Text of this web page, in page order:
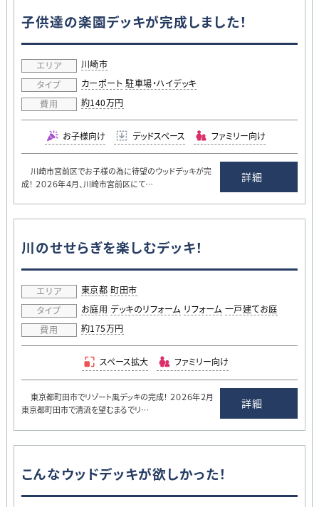
子供達の楽園デッキが完成しました！
エリア
川崎市
タイプ
カーポート 駐車場・ハイデッキ
費用
約140万円
お子様向け デッドスペース ファミリー向け
川崎市宮前区でお子様の為に待望のウッドデッキが完
成！ ２０２６年４月、川崎市宮前区にて…
詳細
川のせせらぎを楽しむデッキ！
エリア 東京都 町田市
タイプ
お庭用 デッキのリフォーム リフォーム 一戸建てお庭
費用
約175万円
スペース拡大 ファミリー向け
東京都町田市でリゾート風デッキの完成！ ２０２６年２月
東京都町田市で清流を望むまるでリ…
詳細
こんなウッドデッキが欲しかった！